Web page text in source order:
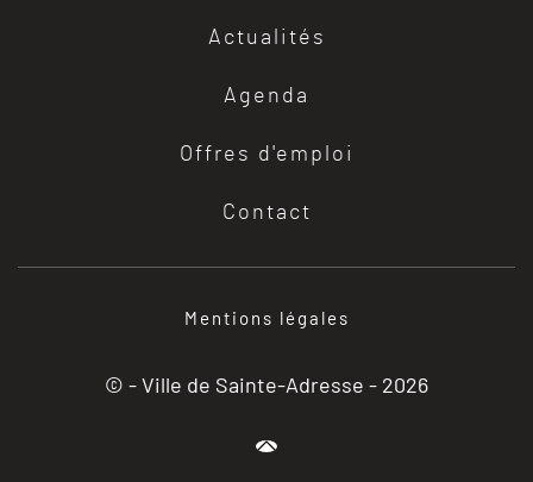
Actualités
Agenda
Offres d'emploi
Contact
Mentions légales
© - Ville de Sainte-Adresse - 2026